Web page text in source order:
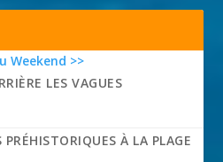
Weekend >>
LES VAGUES
À LA PLAGE